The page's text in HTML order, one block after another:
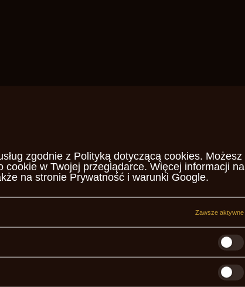
zgodnie z Polityką dotyczącą cookies. Możesz
w Twojej przeglądarce. Więcej informacji na
na stronie Prywatność i warunki Google.
Zawsze aktywne